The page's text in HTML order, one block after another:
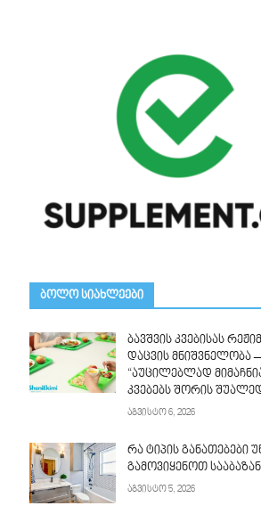
ᲑᲝᲚᲝ ᲡᲘᲐᲮᲚᲔᲔᲑᲘ
ბავშვის კვებისას
დაცვის მნიშვნელობა –
“აუცილებლად
კვებებს შორის
აგვისტო 6, 2026
რა ტიპის განათებები
გამოვიყენოთ
აგვისტო 5, 2026